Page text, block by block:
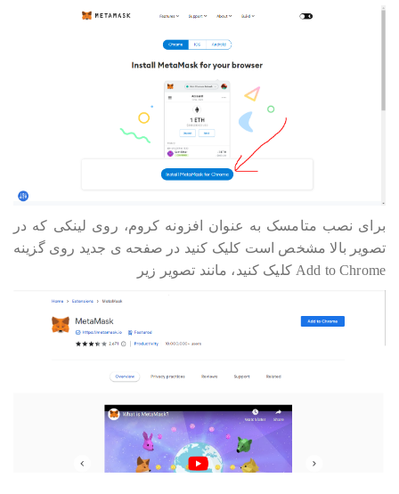
برای نصب متامسک به عنوان افزونه کروم، روی لینکی که در
تصویر بالا مشخص است کلیک کنید در صفحه ی جدید روی گزینه
Add to Chrome کلیک کنید، مانند تصویر زیر